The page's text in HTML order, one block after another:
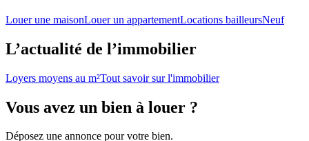
Louer une maisonLouer un appartementLocations bailleursNeuf
L’actualité de l’immobilier
Loyers moyens au m²Tout savoir sur l'immobilier
Vous avez un bien à louer ?
Déposez une annonce pour votre bien.